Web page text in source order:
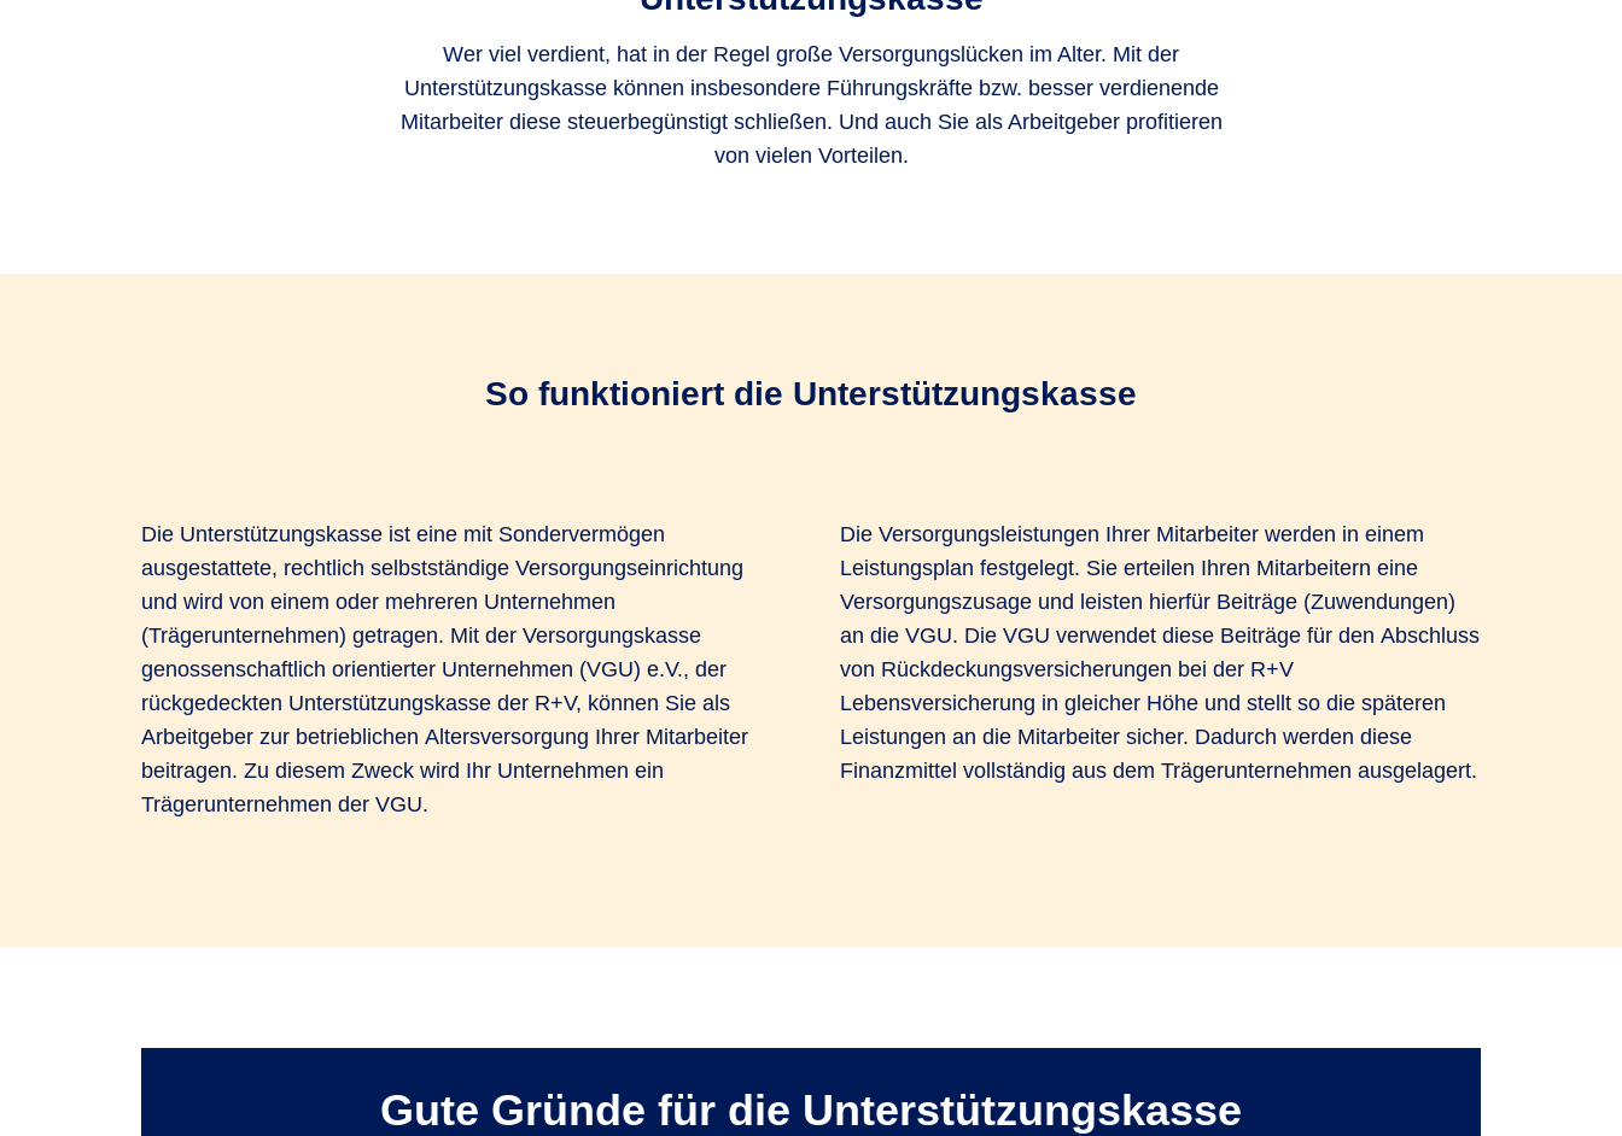
Wer viel verdient, hat in der Regel große Versorgungslücken im Alter. Mit der
Unterstützungskasse können insbesondere Führungskräfte bzw. besser verdienende
Mitarbeiter diese steuerbegünstigt schließen. Und auch Sie als Arbeitgeber profitieren
von vielen Vorteilen.
So funktioniert die Unterstützungskasse
Die Unterstützungskasse ist eine mit Sondervermögen
ausgestattete, rechtlich selbstständige Versorgungseinrichtung
und wird von einem oder mehreren Unternehmen
(Trägerunternehmen) getragen. Mit der Versorgungskasse
genossenschaftlich orientierter Unternehmen (VGU) e.V., der
rückgedeckten Unterstützungskasse der R+V, können Sie als
Arbeitgeber zur betrieblichen Altersversorgung Ihrer Mitarbeiter
beitragen. Zu diesem Zweck wird Ihr Unternehmen ein
Trägerunternehmen der VGU.
Die Versorgungsleistungen Ihrer Mitarbeiter werden in einem
Leistungsplan festgelegt. Sie erteilen Ihren Mitarbeitern eine
Versorgungszusage und leisten hierfür Beiträge (Zuwendungen)
an die VGU. Die VGU verwendet diese Beiträge für den Abschluss
von Rückdeckungsversicherungen bei der R+V
Lebensversicherung in gleicher Höhe und stellt so die späteren
Leistungen an die Mitarbeiter sicher. Dadurch werden diese
Finanzmittel vollständig aus dem Trägerunternehmen ausgelagert.
Gute Gründe für die Unterstützungskasse